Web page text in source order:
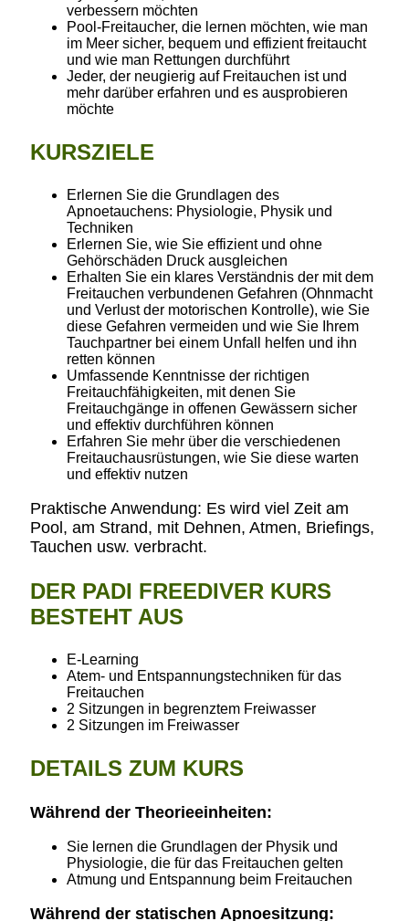
verbessern möchten
Pool-Freitaucher, die lernen möchten, wie man
im Meer sicher, bequem und effizient freitaucht
und wie man Rettungen durchführt
Jeder, der neugierig auf Freitauchen ist und
mehr darüber erfahren und es ausprobieren
möchte
KURSZIELE
Erlernen Sie die Grundlagen des
Apnoetauchens: Physiologie, Physik und
Techniken
Erlernen Sie, wie Sie effizient und ohne
Gehörschäden Druck ausgleichen
Erhalten Sie ein klares Verständnis der mit dem
Freitauchen verbundenen Gefahren (Ohnmacht
und Verlust der motorischen Kontrolle), wie Sie
diese Gefahren vermeiden und wie Sie Ihrem
Tauchpartner bei einem Unfall helfen und ihn
retten können
Umfassende Kenntnisse der richtigen
Freitauchfähigkeiten, mit denen Sie
Freitauchgänge in offenen Gewässern sicher
und effektiv durchführen können
Erfahren Sie mehr über die verschiedenen
Freitauchausrüstungen, wie Sie diese warten
und effektiv nutzen
Praktische Anwendung: Es wird viel Zeit am
Pool, am Strand, mit Dehnen, Atmen, Briefings,
Tauchen usw. verbracht.
DER PADI FREEDIVER KURS
BESTEHT AUS
E-Learning
Atem- und Entspannungstechniken für das
Freitauchen
2 Sitzungen in begrenztem Freiwasser
2 Sitzungen im Freiwasser
DETAILS ZUM KURS
Während der Theorieeinheiten:
Sie lernen die Grundlagen der Physik und
Physiologie, die für das Freitauchen gelten
Atmung und Entspannung beim Freitauchen
Während der statischen Apnoesitzung: